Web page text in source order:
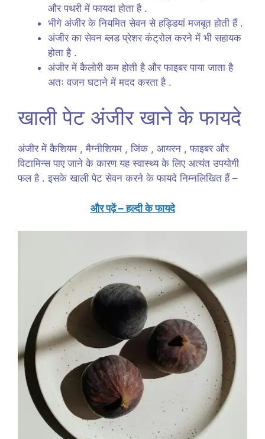
और पथरी में फायदा होता है .
भीगे अंजीर के नियमित सेवन से हड्डियां मजबूत होती हैं .
अंजीर का सेवन ब्लड प्रेशर कंट्रोल करने में भी सहायक
होता है .
अंजीर में कैलोरी कम होती है और फाइबर पाया जाता है
अतः वजन घटाने में मदद करता है .
खाली पेट अंजीर खाने के फायदे
अंजीर में कैशियम , मैग्नीशियम , जिंक , आयरन , फाइबर और
विटामिन्स पाए जाने के कारण यह स्वास्थ्य के लिए अत्यंत उपयोगी
फल है . इसके खाली पेट सेवन करने के फायदे निम्नलिखित हैं –
और पढ़ें – हल्दी के फायदे